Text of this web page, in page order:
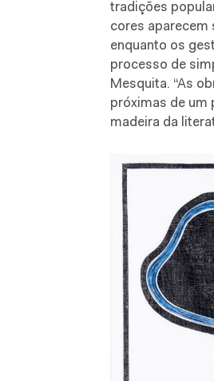
tradições
cores aparecem
enquanto os
processo de
Mesquita. “As
próximas de um
madeira da